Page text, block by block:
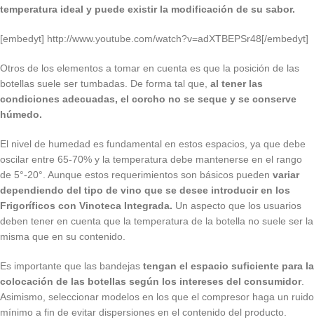
temperatura ideal y puede existir la modificación de su sabor.
[embedyt] http://www.youtube.com/watch?v=adXTBEPSr48[/embedyt]
Otros de los elementos a tomar en cuenta es que la posición de las
botellas suele ser tumbadas. De forma tal que, al tener las
condiciones adecuadas, el corcho no se seque y se conserve
húmedo.
El nivel de humedad es fundamental en estos espacios, ya que debe
oscilar entre 65-70% y la temperatura debe mantenerse en el rango
de 5°-20°. Aunque estos requerimientos son básicos pueden variar
dependiendo del tipo de vino que se desee introducir en los
Frigoríficos con Vinoteca Integrada. Un aspecto que los usuarios
deben tener en cuenta que la temperatura de la botella no suele ser la
misma que en su contenido.
Es importante que las bandejas tengan el espacio suficiente para la
colocación de las botellas según los intereses del consumidor.
Asimismo, seleccionar modelos en los que el compresor haga un ruido
mínimo a fin de evitar dispersiones en el contenido del producto.